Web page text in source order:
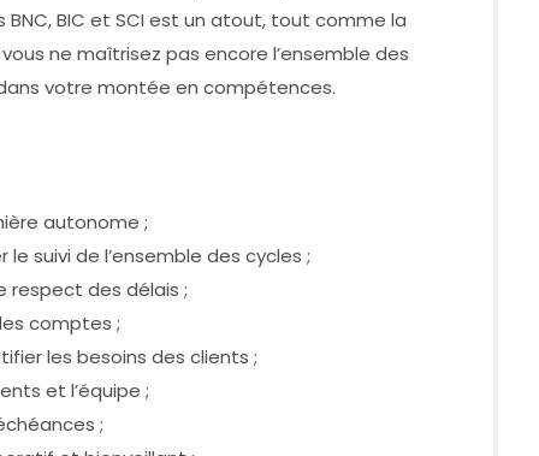
BIC et SCI est un atout, tout comme la
ne maîtrisez pas encore l’ensemble des
votre montée en compétences.
autonome ;
suivi de l’ensemble des cycles ;
respect des délais ;
comptes ;
les besoins des clients ;
et l’équipe ;
;